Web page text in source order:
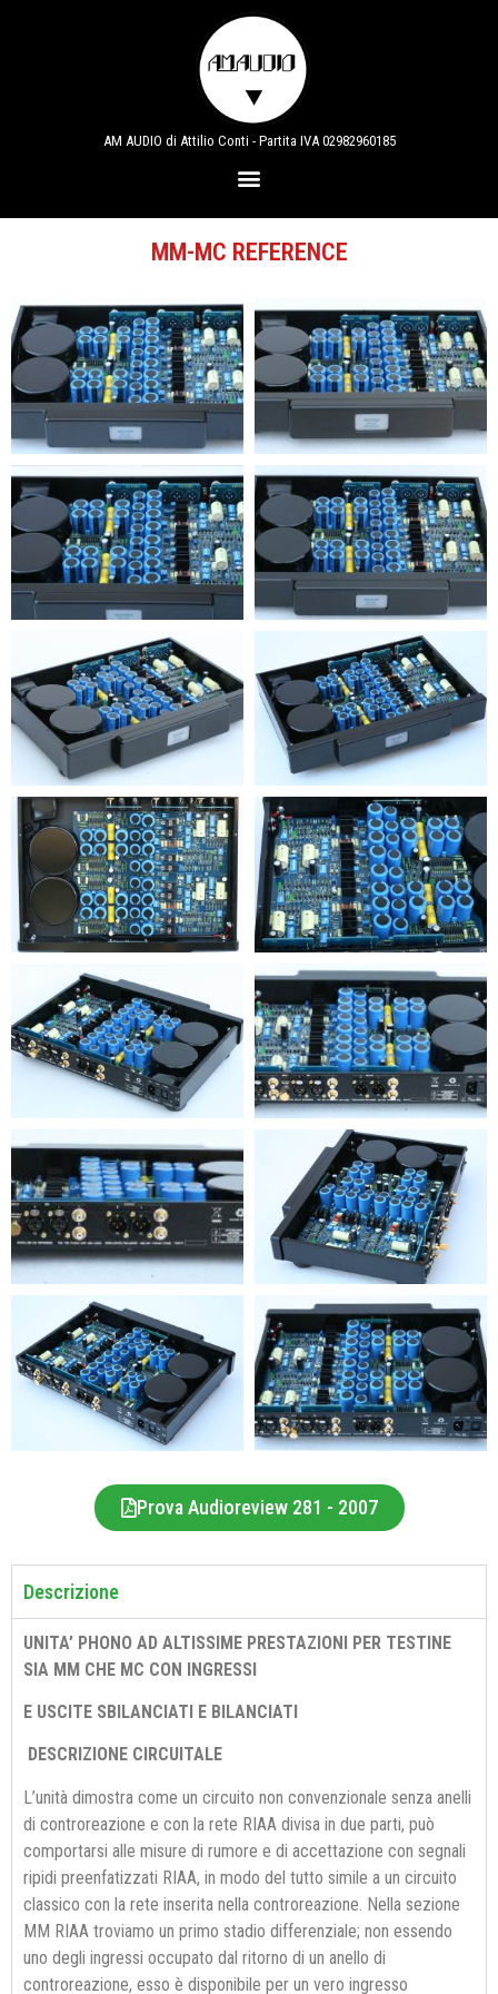
AM AUDIO di Attilio Conti - Partita IVA 02982960185
MM-MC REFERENCE
Prova Audioreview 281 - 2007
Descrizione
UNITA’ PHONO AD ALTISSIME PRESTAZIONI PER TESTINE
SIA MM CHE MC CON INGRESSI
E USCITE SBILANCIATI E BILANCIATI
DESCRIZIONE CIRCUITALE
L’unità dimostra come un circuito non convenzionale senza anelli
di controreazione e con la rete RIAA divisa in due parti, può
comportarsi alle misure di rumore e di accettazione con segnali
ripidi preenfatizzati RIAA, in modo del tutto simile a un circuito
classico con la rete inserita nella controreazione. Nella sezione
MM RIAA troviamo un primo stadio differenziale; non essendo
uno degli ingressi occupato dal ritorno di un anello di
controreazione, esso è disponibile per un vero ingresso